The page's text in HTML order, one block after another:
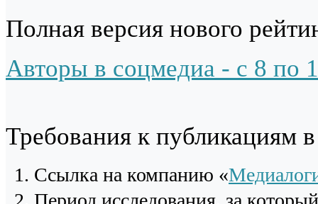
Полная версия нового
Авторы в соцмедиа - с 8 по
Требования к публикациям
Cсылка на компанию «